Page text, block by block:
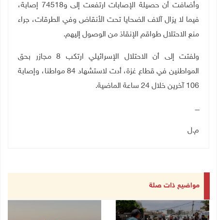
وأضافت أن حصيلة الإصابات ارتفعت إلى و74518 إصابة،
فيما لا يزال آلاف الضحايا تحت الأنقاض وفي الطرقات، جراء
منع الاحتلال طواقم الإنقاذ من الوصول إليهم.
ولفتت إلى أن الاحتلال الإسرائيلي ارتكب 8 مجازر بحق
المواطنين في قطاع غزة، أدت لاستشهاد 84 مواطنا، وإصابة
106 آخرين خلال 24 ساعة الماضية
.
ــــ
م.ل
مواضيع ذات صلة